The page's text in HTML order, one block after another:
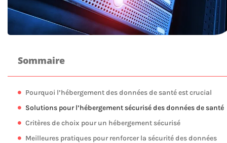
Sommaire
Pourquoi l’hébergement des données de santé est crucial
Solutions pour l’hébergement sécurisé des données de santé
Critères de choix pour un hébergement sécurisé
Meilleures pratiques pour renforcer la sécurité des données